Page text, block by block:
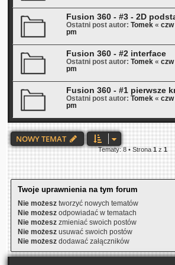
Fusion 360 - #3 - 2D
Ostatni post autor: Tomek« czw
pm
Fusion 360 - #2 interface
Ostatni post autor: Tomek« czw
pm
Fusion 360 - #1 pierwsze
Ostatni post autor: Tomek« czw
pm
NOWY TEMAT
Tematy: 8 • Strona 1z 1
Twoje uprawnienia na tym forum
Nie możesztworzyć nowych tematów
Nie możeszodpowiadać w tematach
Nie możeszzmieniać swoich postów
Nie możeszusuwać swoich postów
Nie możeszdodawać załączników